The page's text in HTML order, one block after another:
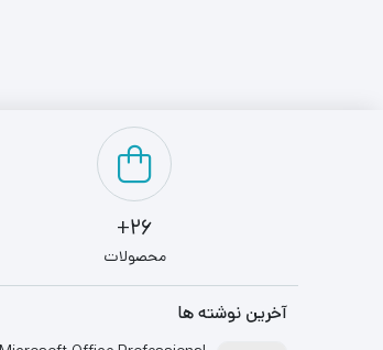
26+
محصولات
آخرین نوشته ها